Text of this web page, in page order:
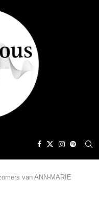
van ANN-MARIE